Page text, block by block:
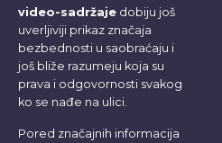
video-sadržaje dobiju još
uverljiviji prikaz značaja
bezbednosti u saobraćaju i
još bliže razumeju koja su
prava i odgovornosti svakog
ko se nađe na ulici.
Pored značajnih informacija